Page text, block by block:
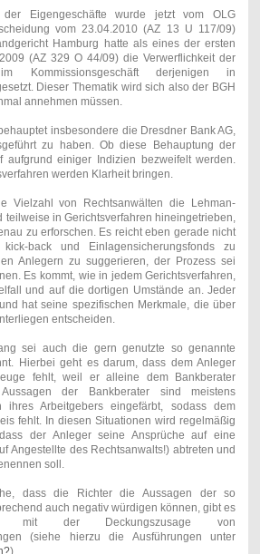
Eigengeschäfte wurde jetzt vom OLG
vom 23.04.2010 (AZ 13 U 117/09)
Hamburg hatte als eines der ersten
(AZ 329 O 44/09) die Verwerflichkeit der
im Kommissionsgeschäft derjenigen in
Dieser Thematik wird sich also der BGH
annehmen müssen.
insbesondere die Dresdner Bank AG,
zu haben. Ob diese Behauptung der
aufgrund einiger Indizien bezweifelt werden.
werden Klarheit bringen.
Vielzahl von Rechtsanwälten die Lehman-
teilweise in Gerichtsverfahren hineingetrieben,
zu erforschen. Es reicht eben gerade nicht
back und Einlagensicherungsfonds zu
Anlegern zu suggerieren, der Prozess sei
Es kommt, wie in jedem Gerichtsverfahren,
und auf die dortigen Umstände an. Jeder
hat seine spezifischen Merkmale, die über
entscheiden.
sei auch die gern genutzte so genannte
Hierbei geht es darum, dass dem Anleger
fehlt, weil er alleine dem Bankberater
der Bankberater sind meistens
ihres Arbeitgebers eingefärbt, sodass dem
fehlt. In diesen Situationen wird regelmäßig
der Anleger seine Ansprüche auf eine
Angestellte des Rechtsanwalts!) abtreten und
soll.
dass die Richter die Aussagen der so
auch negativ würdigen können, gibt es
mit der Deckungszusage von
(siehe hierzu die Ausführungen unter
).